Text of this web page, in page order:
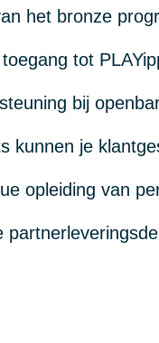
het bronze
tot
bij
kunnen je
opleiding van